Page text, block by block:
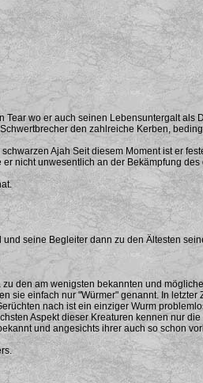
Tear wo er auch seinen Lebensuntergalt als
den zahlreiche Kerben,
Ajah Seit diesem Moment ist er
nicht unwesentlich an der Bekämpfung des
seine Begleiter dann zu den Ältesten
den am wenigsten bekannten und
sie einfach nur "Würmer" genannt. In letzter
nach ist ein einziger Wurm
Aspekt dieser Kreaturen kennen nur
und angesichts ihrer auch so schon